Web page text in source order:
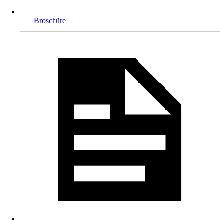
Broschüre